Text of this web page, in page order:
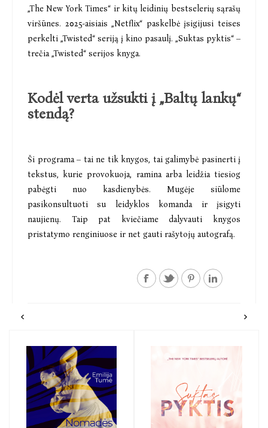
„The New York Times“ ir kitų leidinių bestselerių sąrašų
viršūnes. 2025-aisiais „Netflix“ paskelbė įsigijusi teises
perkelti „Twisted“ seriją į kino pasaulį. „Suktas pyktis“ –
trečia „Twisted“ serijos knyga.
Kodėl verta užsukti į „Baltų lankų“
stendą?
Ši programa – tai ne tik knygos, tai galimybė pasinerti į
tekstus, kurie provokuoja, ramina arba leidžia tiesiog
pabėgti nuo kasdienybės. Mugėje siūlome
pasikonsultuoti su leidyklos komanda ir įsigyti
naujienų. Taip pat kviečiame dalyvauti knygos
pristatymo renginiuose ir net gauti rašytojų autografą.